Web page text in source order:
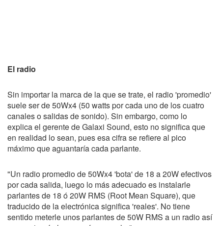
El radio
Sin importar la marca de la que se trate, el radio 'promedio'
suele ser de 50Wx4 (50 watts por cada uno de los cuatro
canales o salidas de sonido). Sin embargo, como lo
explica el gerente de Galaxi Sound, esto no significa que
en realidad lo sean, pues esa cifra se refiere al pico
máximo que aguantaría cada parlante.
"Un radio promedio de 50Wx4 'bota' de 18 a 20W efectivos
por cada salida, luego lo más adecuado es instalarle
parlantes de 18 ó 20W RMS (Root Mean Square), que
traducido de la electrónica significa 'reales'. No tiene
sentido meterle unos parlantes de 50W RMS a un radio así